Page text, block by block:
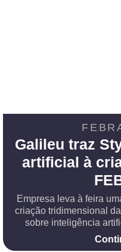
Galileu traz
artificial à
Empresa leva à feira
criação tridimensional
sobre inteligência
transformação digital